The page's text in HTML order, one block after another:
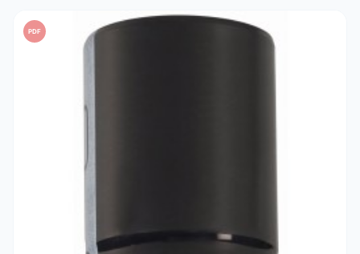
PDF